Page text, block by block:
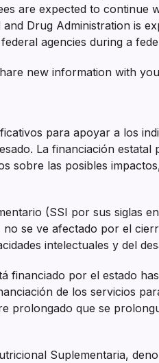
are expected to
Drug Administration is
agencies during a
new information with
para apoyar a los
La financiación
sobre las posibles
(SSI por sus siglas
se ve afectado por el
intelectuales y del
financiado por el estado
de los servicios
prolongado que se
Suplementaria,